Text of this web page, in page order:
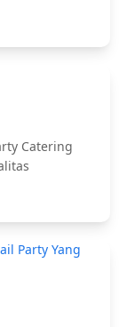
Catering